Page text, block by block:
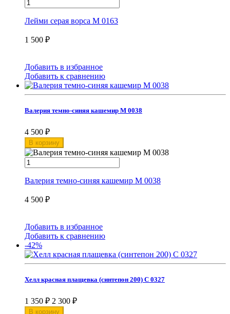
Лейми серая ворса М 0163
1 500 ₽
Добавить в избранное
Добавить к сравнению
Валерия темно-синяя кашемир М 0038
4 500 ₽
В корзину
Валерия темно-синяя кашемир М 0038
4 500 ₽
Добавить в избранное
Добавить к сравнению
-42%
Хелл красная плащевка (синтепон 200) С 0327
1 350 ₽ 2 300 ₽
В корзину